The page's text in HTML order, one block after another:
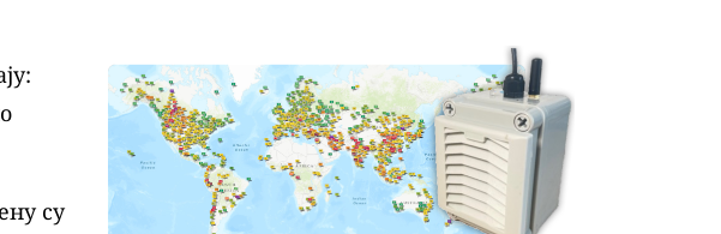
су